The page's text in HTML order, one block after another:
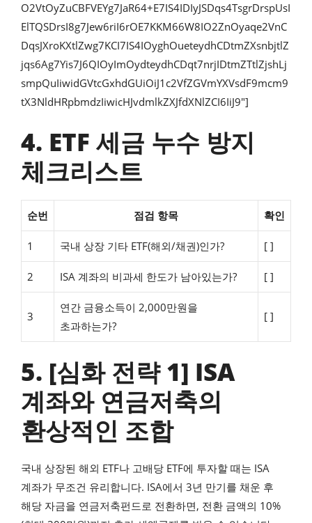
O2VtOyZuCBFVEYg7JaR64+E7IS4IDIyJSDqs4TsgrDrspUsI
ElTQSDrsI8g7Jew6riI6rOE7KKM66W8IO2ZnOyaqe2VnC
DqsJXroKXtlZwg7KCI7IS4IOyghOueteydhCDtmZXsnbjtlZ
jqs6Ag7Yis7J6QIOyImOydteydhCDqt7nrjIDtmZTtlZjshLj
smpQuIiwidGVtcGxhdGUiOiJ1c2VfZGVmYXVsdF9mcm9
tX3NldHRpbmdzIiwicHJvdmlkZXJfdXNlZCI6IiJ9″]
4. ETF 세금 누수 방지
체크리스트
순번 점검 항목 확인
1 국내 상장 기타 ETF(해외/채권)인가? [ ]
2 ISA 계좌의 비과세 한도가 남아있는가? [ ]
3
연간 금융소득이 2,000만원을
초과하는가?
[ ]
5. [심화 전략 1] ISA
계좌와 연금저축의
환상적인 조합
국내 상장된 해외 ETF나 고배당 ETF에 투자할 때는 ISA
계좌가 무조건 유리합니다. ISA에서 3년 만기를 채운 후
해당 자금을 연금저축펀드로 전환하면, 전환 금액의 10%